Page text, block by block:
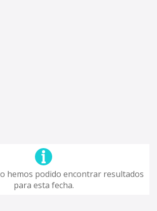
hemos podido encontrar resultados
para esta fecha.